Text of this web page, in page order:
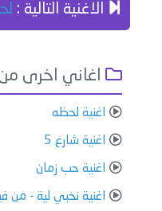
الاغنية التالية :
اغاني اخرى
اغنية لحظه
اغنية شارع 5
اغنية حب زمان
اغنية نخبي لية - من فيلم 365 يوم